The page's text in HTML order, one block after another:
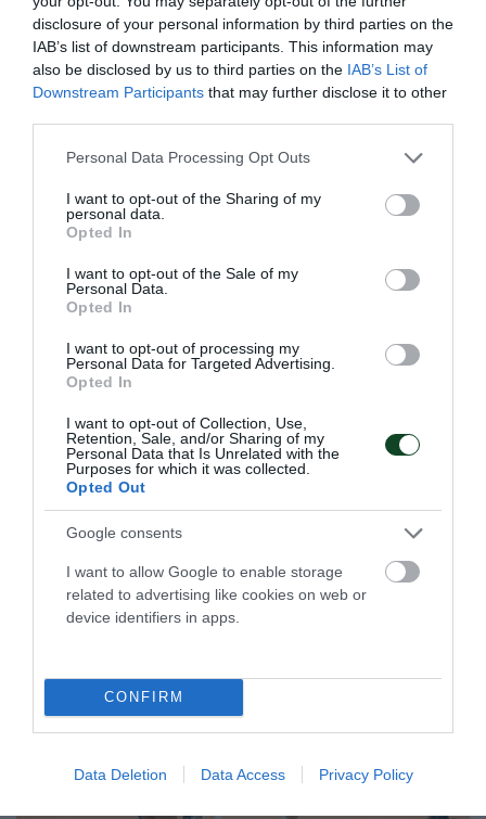
disclosure of your personal information by third parties on the
IAB’s list of downstream participants. This information may
also be disclosed by us to third parties on the IAB’s List of
Downstream Participants that may further disclose it to other
Please note that this website/app uses one or more Google
not limited to your visit or usage behaviour. You may click to
grant or deny consent to Google and its third-party tags to
use your data for below specified purposes in below Google
consent section.
Personal Data Processing Opt Outs
I want to opt-out of the Sharing of my
personal data.
Opted In
I want to opt-out of the Sale of my
Personal Data.
Opted In
I want to opt-out of processing my
Personal Data for Targeted Advertising.
Opted In
I want to opt-out of Collection, Use,
Retention, Sale, and/or Sharing of my
Personal Data that Is Unrelated with the
Purposes for which it was collected.
Opted Out
Google consents
I want to allow Google to enable storage
related to advertising like cookies on web or
device identifiers in apps.
CONFIRM
Data Deletion Data Access Privacy Policy
Η Εθνική ομάδα πόλο Παίδων ηττήθηκε από τη Ρωσία στην
πρεμιέρα του παγκοσμίου πρωταθλήματος έχοντας πέντε
03.08.2026 ΑΚΑΔΗΜΙΑ ΠΟΛΟ ΑΝΔΡΩΝ
ΤΕΛΕΥΤΑΙΑ ΝΕΑ